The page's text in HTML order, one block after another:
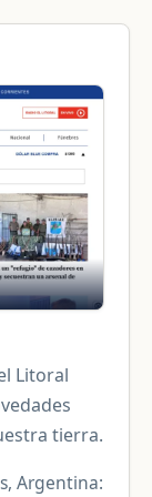
Litoral
tierra.
Argentina: